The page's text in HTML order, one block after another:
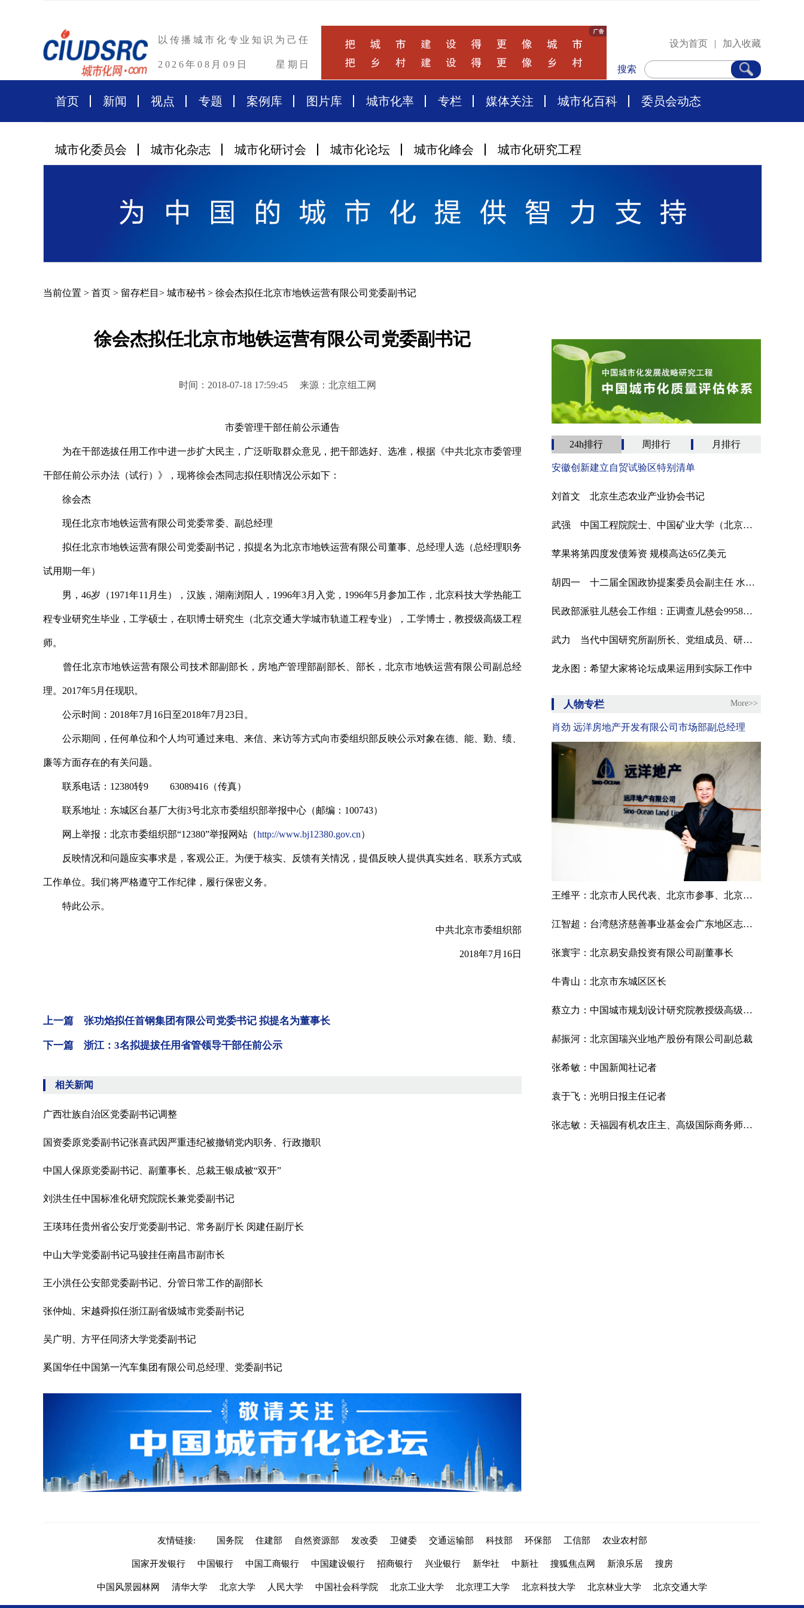
以传播城市化专业知识为己任
2026年08月09日 星期日
设为首页 | 加入收藏
搜索
首页 新闻 视点 专题 案例库 图片库 城市化率 专栏 媒体关注 城市化百科 委员会动态
城市化委员会 城市化杂志 城市化研讨会 城市化论坛 城市化峰会 城市化研究工程
当前位置 > 首页 > 留存栏目 > 城市秘书 > 徐会杰拟任北京市地铁运营有限公司党委副书记
徐会杰拟任北京市地铁运营有限公司党委副书记
时间：2018-07-18 17:59:45 来源：北京组工网
市委管理干部任前公示通告
为在干部选拔任用工作中进一步扩大民主，广泛听取群众意见，把干部选好、选准，根据《中共北京市委管理
干部任前公示办法（试行）》，现将徐会杰同志拟任职情况公示如下：
徐会杰
现任北京市地铁运营有限公司党委常委、副总经理
拟任北京市地铁运营有限公司党委副书记，拟提名为北京市地铁运营有限公司董事、总经理人选（总经理职务
试用期一年）
男，46岁（1971年11月生），汉族，湖南浏阳人，1996年3月入党，1996年5月参加工作，北京科技大学热能工
程专业研究生毕业，工学硕士，在职博士研究生（北京交通大学城市轨道工程专业），工学博士，教授级高级工程
师。
曾任北京市地铁运营有限公司技术部副部长，房地产管理部副部长、部长，北京市地铁运营有限公司副总经
理。2017年5月任现职。
公示时间：2018年7月16日至2018年7月23日。
公示期间，任何单位和个人均可通过来电、来信、来访等方式向市委组织部反映公示对象在德、能、勤、绩、
廉等方面存在的有关问题。
联系电话：12380转9 63089416（传真）
联系地址：东城区台基厂大街3号北京市委组织部举报中心（邮编：100743）
网上举报：北京市委组织部“12380”举报网站（http://www.bj12380.gov.cn）
反映情况和问题应实事求是，客观公正。为便于核实、反馈有关情况，提倡反映人提供真实姓名、联系方式或
工作单位。我们将严格遵守工作纪律，履行保密义务。
特此公示。
中共北京市委组织部
2018年7月16日
上一篇 张功焰拟任首钢集团有限公司党委书记 拟提名为董事长
下一篇 浙江：3名拟提拔任用省管领导干部任前公示
相关新闻
广西壮族自治区党委副书记调整
国资委原党委副书记张喜武因严重违纪被撤销党内职务、行政撤职
中国人保原党委副书记、副董事长、总裁王银成被“双开”
刘洪生任中国标准化研究院院长兼党委副书记
王瑛玮任贵州省公安厅党委副书记、常务副厅长 闵建任副厅长
中山大学党委副书记马骏挂任南昌市副市长
王小洪任公安部党委副书记、分管日常工作的副部长
张仲灿、宋越舜拟任浙江副省级城市党委副书记
吴广明、方平任同济大学党委副书记
奚国华任中国第一汽车集团有限公司总经理、党委副书记
24h排行 周排行 月排行
安徽创新建立自贸试验区特别清单
刘首文 北京生态农业产业协会书记
武强 中国工程院院士、中国矿业大学（北京）教授
苹果将第四度发债筹资 规模高达65亿美元
胡四一 十二届全国政协提案委员会副主任 水利部原副部长
民政部派驻儿慈会工作组：正调查儿慈会9958项目河南“救助站”负责人雷某涉嫌职务犯罪
武力 当代中国研究所副所长、党组成员、研究员
龙永图：希望大家将论坛成果运用到实际工作中
人物专栏 More>>
肖劲 远洋房地产开发有限公司市场部副总经理
王维平：北京市人民代表、北京市参事、北京市市容管理委员会副总工程师
江智超：台湾慈济慈善事业基金会广东地区志工领队
张寰宇：北京易安鼎投资有限公司副董事长
牛青山：北京市东城区区长
蔡立力：中国城市规划设计研究院教授级高级城市规划师，中国国际城市化委员会乡村建设专委会常务副主任，住建部村镇建设司乡村规划研究中心顾问。
郝振河：北京国瑞兴业地产股份有限公司副总裁
张希敏：中国新闻社记者
袁于飞：光明日报主任记者
张志敏：天福园有机农庄主、高级国际商务师、中国国际城市化发展战略研究委员会委员
友情链接: 国务院 住建部 自然资源部 发改委 卫健委 交通运输部 科技部 环保部 工信部 农业农村部
国家开发银行 中国银行 中国工商银行 中国建设银行 招商银行 兴业银行 新华社 中新社 搜狐焦点网 新浪乐居 搜房
中国风景园林网 清华大学 北京大学 人民大学 中国社会科学院 北京工业大学 北京理工大学 北京科技大学 北京林业大学 北京交通大学